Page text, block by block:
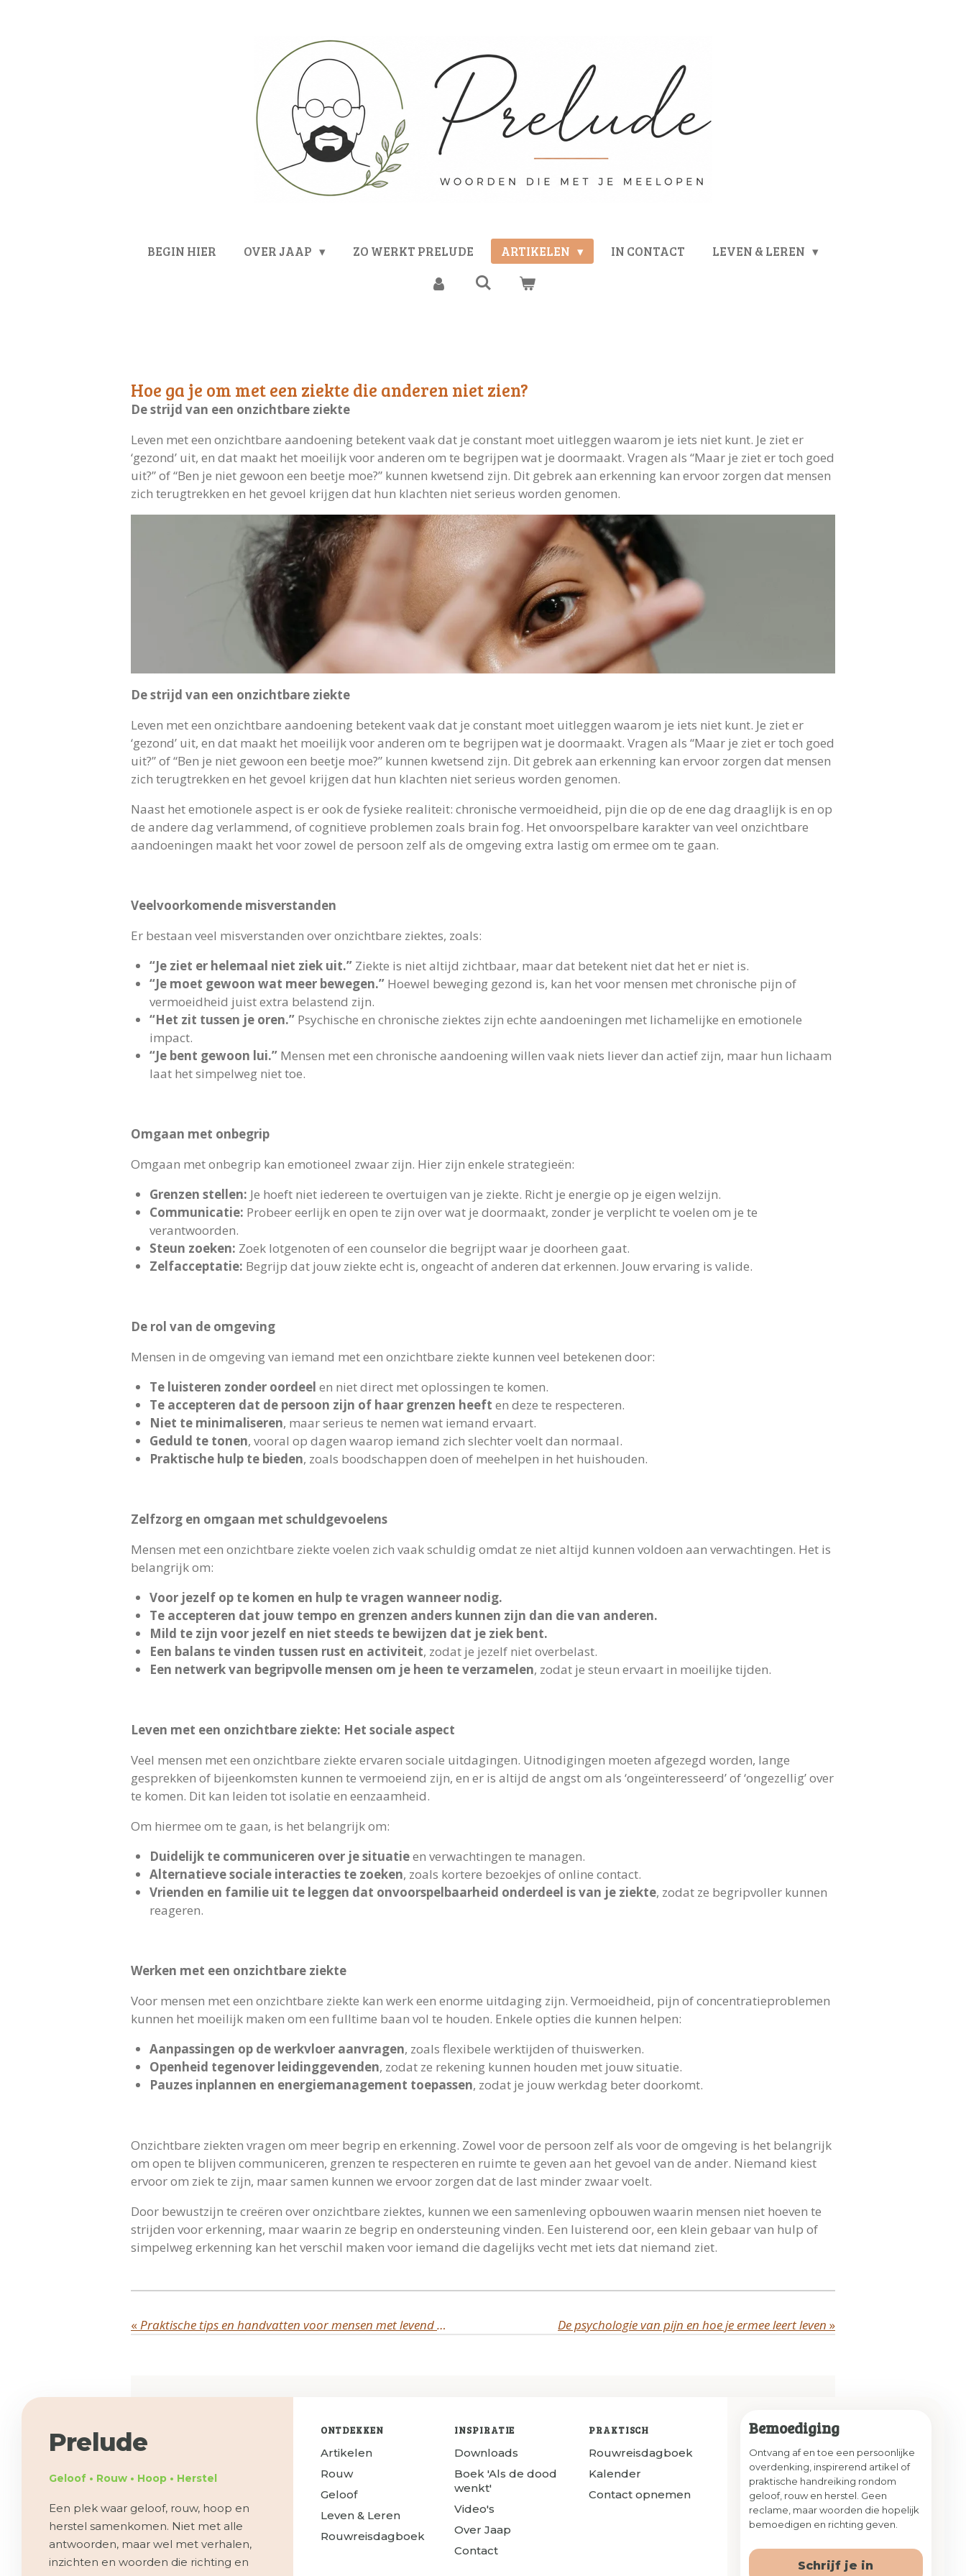
BEGIN HIER OVER JAAP ZO WERKT PRELUDE ARTIKELEN IN CONTACT LEVEN & LEREN
Hoe ga je om met een ziekte die anderen niet zien?
De strijd van een onzichtbare ziekte
Leven met een onzichtbare aandoening betekent vaak dat je constant moet uitleggen waarom je iets niet kunt. Je ziet er
‘gezond’ uit, en dat maakt het moeilijk voor anderen om te begrijpen wat je doormaakt. Vragen als “Maar je ziet er toch goed
uit?” of “Ben je niet gewoon een beetje moe?” kunnen kwetsend zijn. Dit gebrek aan erkenning kan ervoor zorgen dat mensen
zich terugtrekken en het gevoel krijgen dat hun klachten niet serieus worden genomen.
De strijd van een onzichtbare ziekte
Leven met een onzichtbare aandoening betekent vaak dat je constant moet uitleggen waarom je iets niet kunt. Je ziet er
‘gezond’ uit, en dat maakt het moeilijk voor anderen om te begrijpen wat je doormaakt. Vragen als “Maar je ziet er toch goed
uit?” of “Ben je niet gewoon een beetje moe?” kunnen kwetsend zijn. Dit gebrek aan erkenning kan ervoor zorgen dat mensen
zich terugtrekken en het gevoel krijgen dat hun klachten niet serieus worden genomen.
Naast het emotionele aspect is er ook de fysieke realiteit: chronische vermoeidheid, pijn die op de ene dag draaglijk is en op
de andere dag verlammend, of cognitieve problemen zoals brain fog. Het onvoorspelbare karakter van veel onzichtbare
aandoeningen maakt het voor zowel de persoon zelf als de omgeving extra lastig om ermee om te gaan.
Veelvoorkomende misverstanden
Er bestaan veel misverstanden over onzichtbare ziektes, zoals:
“Je ziet er helemaal niet ziek uit.”Ziekte is niet altijd zichtbaar, maar dat betekent niet dat het er niet is.
“Je moet gewoon wat meer bewegen.”Hoewel beweging gezond is, kan het voor mensen met chronische pijn of
vermoeidheid juist extra belastend zijn.
“Het zit tussen je oren.”Psychische en chronische ziektes zijn echte aandoeningen met lichamelijke en emotionele
impact.
“Je bent gewoon lui.”Mensen met een chronische aandoening willen vaak niets liever dan actief zijn, maar hun lichaam
laat het simpelweg niet toe.
Omgaan met onbegrip
Omgaan met onbegrip kan emotioneel zwaar zijn. Hier zijn enkele strategieën:
Grenzen stellen: Je hoeft niet iedereen te overtuigen van je ziekte. Richt je energie op je eigen welzijn.
Communicatie: Probeer eerlijk en open te zijn over wat je doormaakt, zonder je verplicht te voelen om je te
verantwoorden.
Steun zoeken: Zoek lotgenoten of een counselor die begrijpt waar je doorheen gaat.
Zelfacceptatie: Begrijp dat jouw ziekte echt is, ongeacht of anderen dat erkennen. Jouw ervaring is valide.
De rol van de omgeving
Mensen in de omgeving van iemand met een onzichtbare ziekte kunnen veel betekenen door:
Te luisteren zonder oordeel en niet direct met oplossingen te komen.
Te accepteren dat de persoon zijn of haar grenzen heeft en deze te respecteren.
Niet te minimaliseren, maar serieus te nemen wat iemand ervaart.
Geduld te tonen, vooral op dagen waarop iemand zich slechter voelt dan normaal.
Praktische hulp te bieden, zoals boodschappen doen of meehelpen in het huishouden.
Zelfzorg en omgaan met schuldgevoelens
Mensen met een onzichtbare ziekte voelen zich vaak schuldig omdat ze niet altijd kunnen voldoen aan verwachtingen. Het is
belangrijk om:
Voor jezelf op te komen en hulp te vragen wanneer nodig.
Te accepteren dat jouw tempo en grenzen anders kunnen zijn dan die van anderen.
Mild te zijn voor jezelf en niet steeds te bewijzen dat je ziek bent.
Een balans te vinden tussen rust en activiteit, zodat je jezelf niet overbelast.
Een netwerk van begripvolle mensen om je heen te verzamelen, zodat je steun ervaart in moeilijke tijden.
Leven met een onzichtbare ziekte: Het sociale aspect
Veel mensen met een onzichtbare ziekte ervaren sociale uitdagingen. Uitnodigingen moeten afgezegd worden, lange
gesprekken of bijeenkomsten kunnen te vermoeiend zijn, en er is altijd de angst om als ‘ongeïnteresseerd’ of ‘ongezellig’ over
te komen. Dit kan leiden tot isolatie en eenzaamheid.
Om hiermee om te gaan, is het belangrijk om:
Duidelijk te communiceren over je situatieen verwachtingen te managen.
Alternatieve sociale interacties te zoeken, zoals kortere bezoekjes of online contact.
Vrienden en familie uit te leggen dat onvoorspelbaarheid onderdeel is van je ziekte, zodat ze begripvoller kunnen
reageren.
Werken met een onzichtbare ziekte
Voor mensen met een onzichtbare ziekte kan werk een enorme uitdaging zijn. Vermoeidheid, pijn of concentratieproblemen
kunnen het moeilijk maken om een fulltime baan vol te houden. Enkele opties die kunnen helpen:
Aanpassingen op de werkvloer aanvragen, zoals flexibele werktijden of thuiswerken.
Openheid tegenover leidinggevenden, zodat ze rekening kunnen houden met jouw situatie.
Pauzes inplannen en energiemanagement toepassen, zodat je jouw werkdag beter doorkomt.
Onzichtbare ziekten vragen om meer begrip en erkenning. Zowel voor de persoon zelf als voor de omgeving is het belangrijk
om open te blijven communiceren, grenzen te respecteren en ruimte te geven aan het gevoel van de ander. Niemand kiest
ervoor om ziek te zijn, maar samen kunnen we ervoor zorgen dat de last minder zwaar voelt.
Door bewustzijn te creëren over onzichtbare ziektes, kunnen we een samenleving opbouwen waarin mensen niet hoeven te
strijden voor erkenning, maar waarin ze begrip en ondersteuning vinden. Een luisterend oor, een klein gebaar van hulp of
simpelweg erkenning kan het verschil maken voor iemand die dagelijks vecht met iets dat niemand ziet.
« Praktische tips en handvatten voor mensen met levend verlies De psychologie van pijn en hoe je ermee leert leven »
Prelude
Geloof • Rouw • Hoop • Herstel
Een plek waar geloof, rouw, hoop en
herstel samenkomen. Niet met alle
antwoorden, maar wel met verhalen,
inzichten en woorden die richting en
ONTDEKKEN
Artikelen
Rouw
Geloof
Leven & Leren
Rouwreisdagboek
INSPIRATIE
Downloads
Boek 'Als de dood
wenkt'
Video's
Over Jaap
Contact
PRAKTISCH
Rouwreisdagboek
Kalender
Contact opnemen
Bemoediging
Ontvang af en toe een persoonlijke
overdenking, inspirerend artikel of
praktische handreiking rondom
geloof, rouw en herstel. Geen
reclame, maar woorden die hopelijk
bemoedigen en richting geven.
Schrijf je in